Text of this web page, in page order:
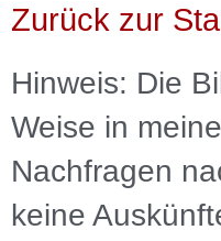
Zurück zur
Hinweis: Die
Weise in
Nachfragen
keine